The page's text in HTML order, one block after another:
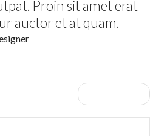
Proin sit amet erat
auctor et at quam.